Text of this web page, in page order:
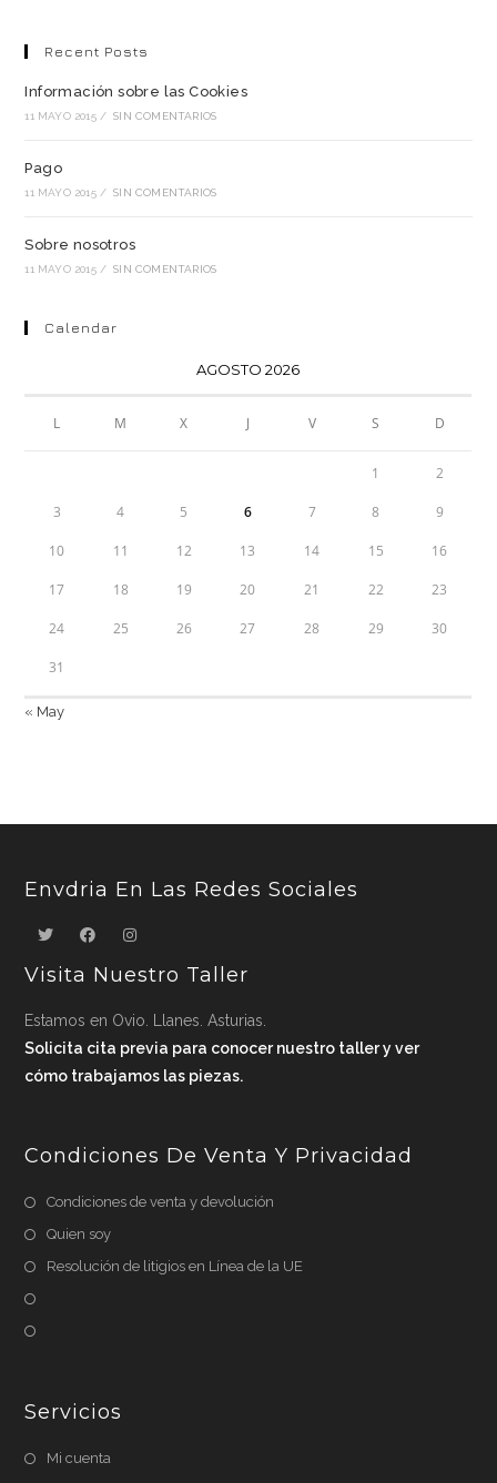
Recent Posts
Información sobre las Cookies
11 MAYO 2015 / SIN COMENTARIOS
Pago
11 MAYO 2015 / SIN COMENTARIOS
Sobre nosotros
11 MAYO 2015 / SIN COMENTARIOS
Calendar
AGOSTO 2026
L M X J V S D
1 2
3 4 5 6 7 8 9
10 11 12 13 14 15 16
17 18 19 20 21 22 23
24 25 26 27 28 29 30
31
« May
Envdria En Las Redes Sociales
Visita Nuestro Taller
Estamos en Ovio. Llanes. Asturias.
Solicita cita previa para conocer nuestro taller y ver
cómo trabajamos las piezas.
Condiciones De Venta Y Privacidad
Condiciones de venta y devolución
Quien soy
Resolución de litigios en Línea de la UE
Servicios
Mi cuenta